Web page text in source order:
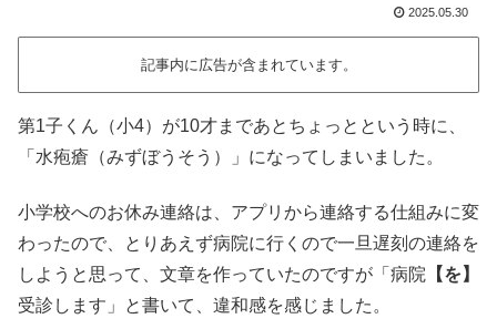
2025.05.30
記事内に広告が含まれています。
第1子くん（小4）が10才まであとちょっとという時に、
「水疱瘡（みずぼうそう）」になってしまいました。
小学校へのお休み連絡は、アプリから連絡する仕組みに変
わったので、とりあえず病院に行くので一旦遅刻の連絡を
しようと思って、文章を作っていたのですが「病院 【を】
受診します」と書いて、違和感を感じました。